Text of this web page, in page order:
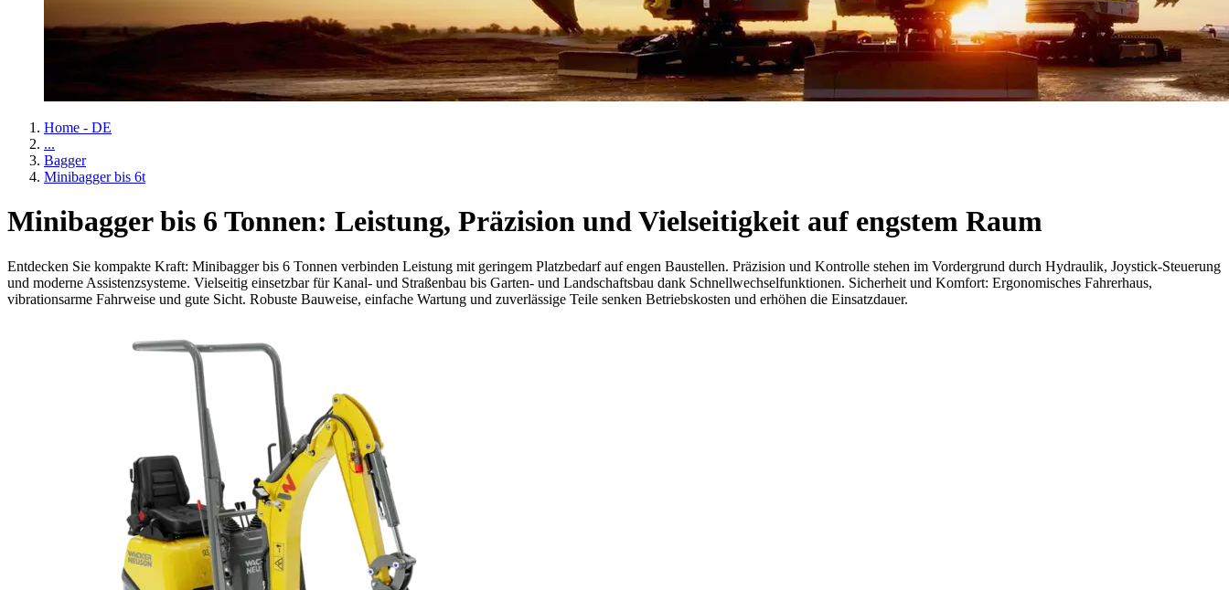
Home - DE
...
Bagger
Minibagger bis 6t
Minibagger bis 6 Tonnen: Leistung, Präzision und Vielseitigkeit auf engstem Raum
Entdecken Sie kompakte Kraft: Minibagger bis 6 Tonnen verbinden Leistung mit geringem Platzbedarf auf engen Baustellen. Präzision und Kontrolle stehen im Vordergrund durch Hydraulik, Joystick-Steuerung
und moderne Assistenzsysteme. Vielseitig einsetzbar für Kanal- und Straßenbau bis Garten- und Landschaftsbau dank Schnellwechselfunktionen. Sicherheit und Komfort: Ergonomisches Fahrerhaus,
vibrationsarme Fahrweise und gute Sicht. Robuste Bauweise, einfache Wartung und zuverlässige Teile senken Betriebskosten und erhöhen die Einsatzdauer.